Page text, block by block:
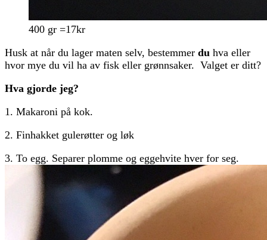
400 gr =17kr
Husk at når du lager maten selv, bestemmer du hva eller
hvor mye du vil ha av fisk eller grønnsaker. Valget er ditt?
Hva gjorde jeg?
1. Makaroni på kok.
2. Finhakket gulerøtter og løk
3. To egg. Separer plomme og eggehvite hver for seg.